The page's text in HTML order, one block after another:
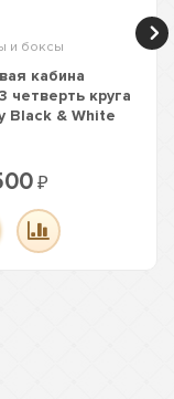
и боксы
кабина
четверть круга
Black & White
₽